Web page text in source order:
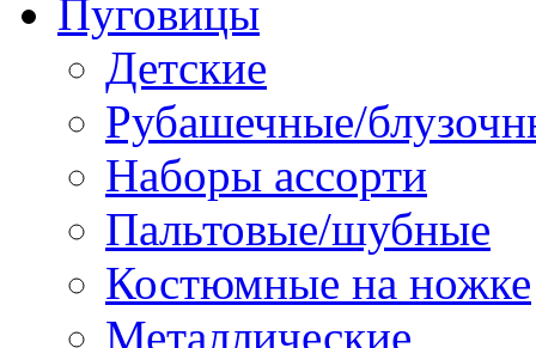
Пуговицы
Детские
Рубашечные/
Наборы ассорти
Пальтовые/шубные
Костюмные на ножке
Металлические